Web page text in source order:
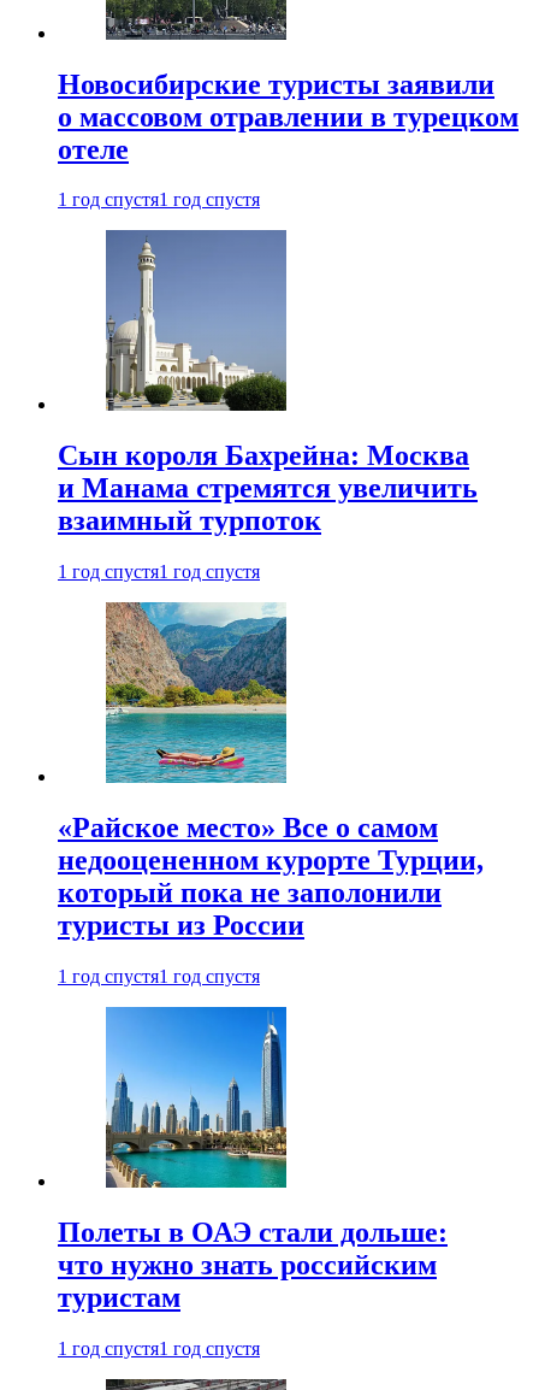
Новосибирские туристы заявили
о массовом отравлении в турецком
отеле
1 год спустя1 год спустя
Сын короля Бахрейна: Москва
и Манама стремятся увеличить
взаимный турпоток
1 год спустя1 год спустя
«Райское место» Все о самом
недооцененном курорте Турции,
который пока не заполонили
туристы из России
1 год спустя1 год спустя
Полеты в ОАЭ стали дольше:
что нужно знать российским
туристам
1 год спустя1 год спустя